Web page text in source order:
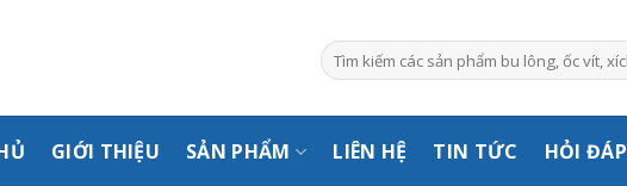
Tìm
kiếm:
GIỚI THIỆU SẢN PHẨM LIÊN HỆ TIN TỨC HỎI ĐÁP